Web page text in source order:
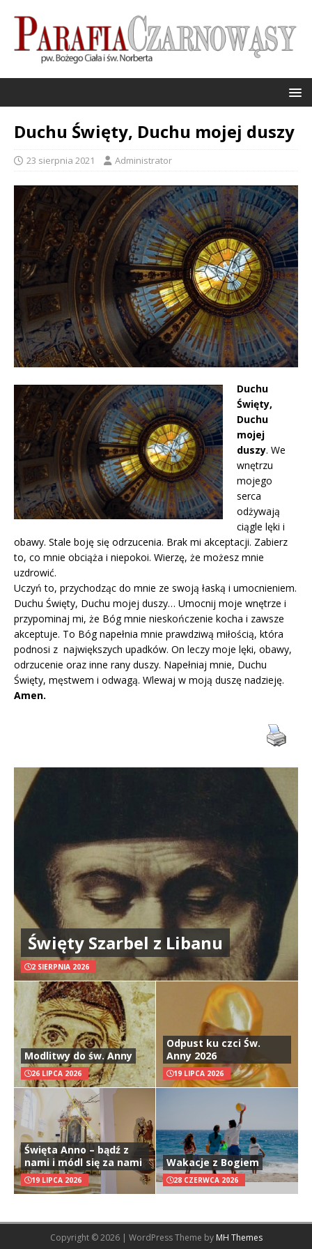
Duchu Święty, Duchu mojej duszy
23 sierpnia 2021 Administrator
Duchu
Święty,
Duchu
mojej
duszy. We
wnętrzu
mojego
serca
odżywają
ciągle lęki i
obawy. Stale boję się odrzucenia. Brak mi akceptacji. Zabierz
to, co mnie obciąża i niepokoi. Wierzę, że możesz mnie
uzdrowić.
Uczyń to, przychodząc do mnie ze swoją łaską i umocnieniem.
Duchu Święty, Duchu mojej duszy… Umocnij moje wnętrze i
przypominaj mi, że Bóg mnie nieskończenie kocha i zawsze
akceptuje. To Bóg napełnia mnie prawdziwą miłością, która
podnosi z największych upadków. On leczy moje lęki, obawy,
odrzucenie oraz inne rany duszy. Napełniaj mnie, Duchu
Święty, męstwem i odwagą. Wlewaj w moją duszę nadzieję.
Amen.
Święty Szarbel z Libanu
2 SIERPNIA 2026
Modlitwy do św. Anny
26 LIPCA 2026
Odpust ku czci Św.
Anny 2026
19 LIPCA 2026
Święta Anno – bądź z
nami i módl się za nami
19 LIPCA 2026
Wakacje z Bogiem
28 CZERWCA 2026
Copyright © 2026 | WordPress Theme by MH Themes